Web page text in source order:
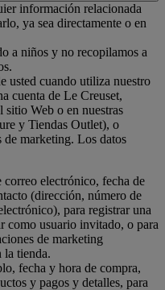
información relacionada
ya sea directamente o en
a niños y no recopilamos a
usted cuando utiliza nuestro
cuenta de Le Creuset,
Web o en nuestras
y Tiendas Outlet), o
de marketing. Los datos
electrónico, fecha de
(dirección, número de
para registrar una
como usuario invitado, o para
de marketing
la tienda.
fecha y hora de compra,
y pagos y detalles, para